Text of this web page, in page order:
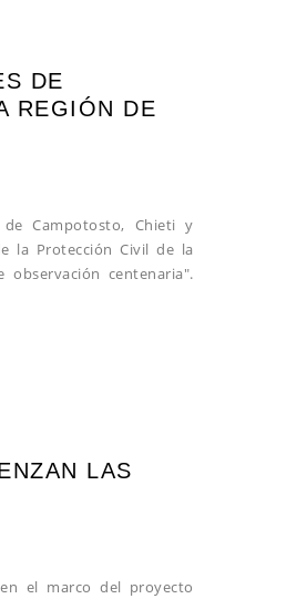
DE
REGIÓN DE
Campotosto, Chieti y
la Protección Civil de la
observación centenaria".
LAS
el marco del proyecto